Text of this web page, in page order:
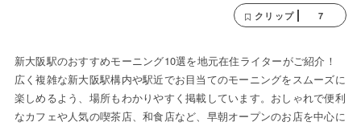
クリップ 7
新大阪駅のおすすめモーニング10選を地元在住ライターがご紹介！
広く複雑な新大阪駅構内や駅近でお目当てのモーニングをスムーズに
楽しめるよう、場所もわかりやすく掲載しています。おしゃれで便利
なカフェや人気の喫茶店、和食店など、早朝オープンのお店を中心に